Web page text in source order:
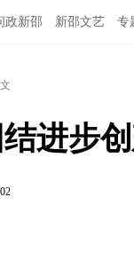
政新邵 新邵文艺 专
进步